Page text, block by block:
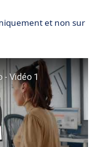
et non sur